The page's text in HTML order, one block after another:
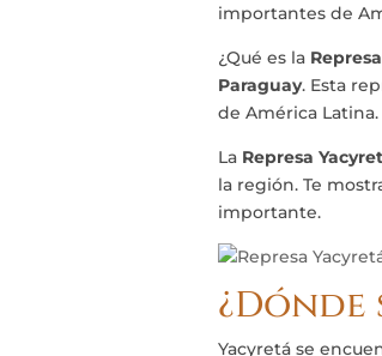
importantes de
¿Qué es la
Paraguay. Esta
de América Latina.
La Represa
la región. Te
importante.
Yacyretá se